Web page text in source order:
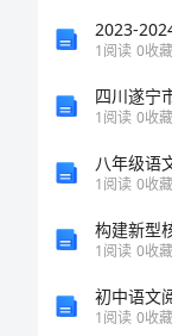
1阅读 0收藏
1阅读 0收藏
1阅读 0收藏
1阅读 0收藏
1阅读 0收藏